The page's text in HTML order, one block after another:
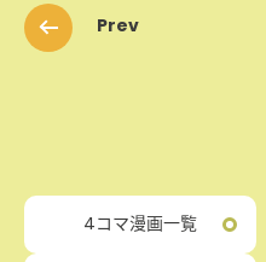
Prev
4コマ漫画一覧